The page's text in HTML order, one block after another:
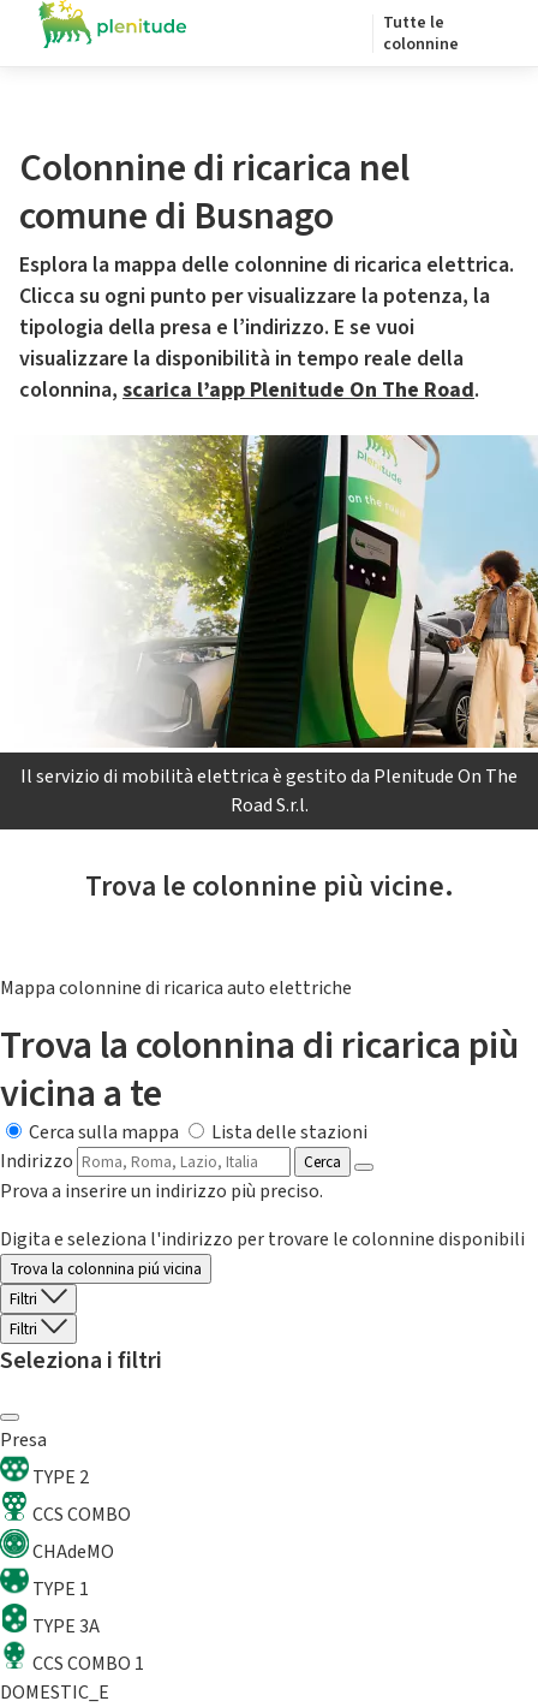
Tutte le
colonnine
Colonnine di ricarica nel
comune di Busnago
Esplora la mappa delle colonnine di ricarica elettrica.
Clicca su ogni punto per visualizzare la potenza, la
tipologia della presa e l’indirizzo. E se vuoi
visualizzare la disponibilità in tempo reale della
colonnina, scarica l’app Plenitude On The Road.
Il servizio di mobilità elettrica è gestito da Plenitude On The
Road S.r.l.
Trova le colonnine più vicine.
Mappa colonnine di ricarica auto elettriche
Trova la colonnina di ricarica più
vicina a te
Cerca sulla mappa
Lista delle stazioni
Indirizzo
Cerca
Prova a inserire un indirizzo più preciso.
Digita e seleziona l'indirizzo per trovare le colonnine disponibili
Trova la colonnina piú vicina
Filtri
Filtri
Seleziona i filtri
Presa
TYPE 2
CCS COMBO
CHAdeMO
TYPE 1
TYPE 3A
CCS COMBO 1
DOMESTIC_E